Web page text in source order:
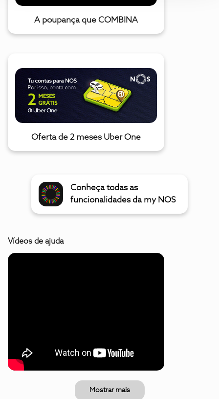
A poupança que COMBINA
Oferta de 2 meses Uber One
Conheça todas as
funcionalidades da my NOS
Vídeos de ajuda
Mostrar mais